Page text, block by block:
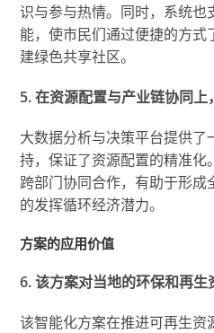
识与参与热情。同时，系统也
能，使市民们通过便捷的方
建绿色共享社区。
5. 在资源配置与产业链协同上
大数据分析与决策平台提供了
持，保证了资源配置的精准化
跨部门协同合作，有助于形
的发挥循环经济潜力。
方案的应用价值
6. 该方案对当地的环保和再生
该智能化方案在推进可再生